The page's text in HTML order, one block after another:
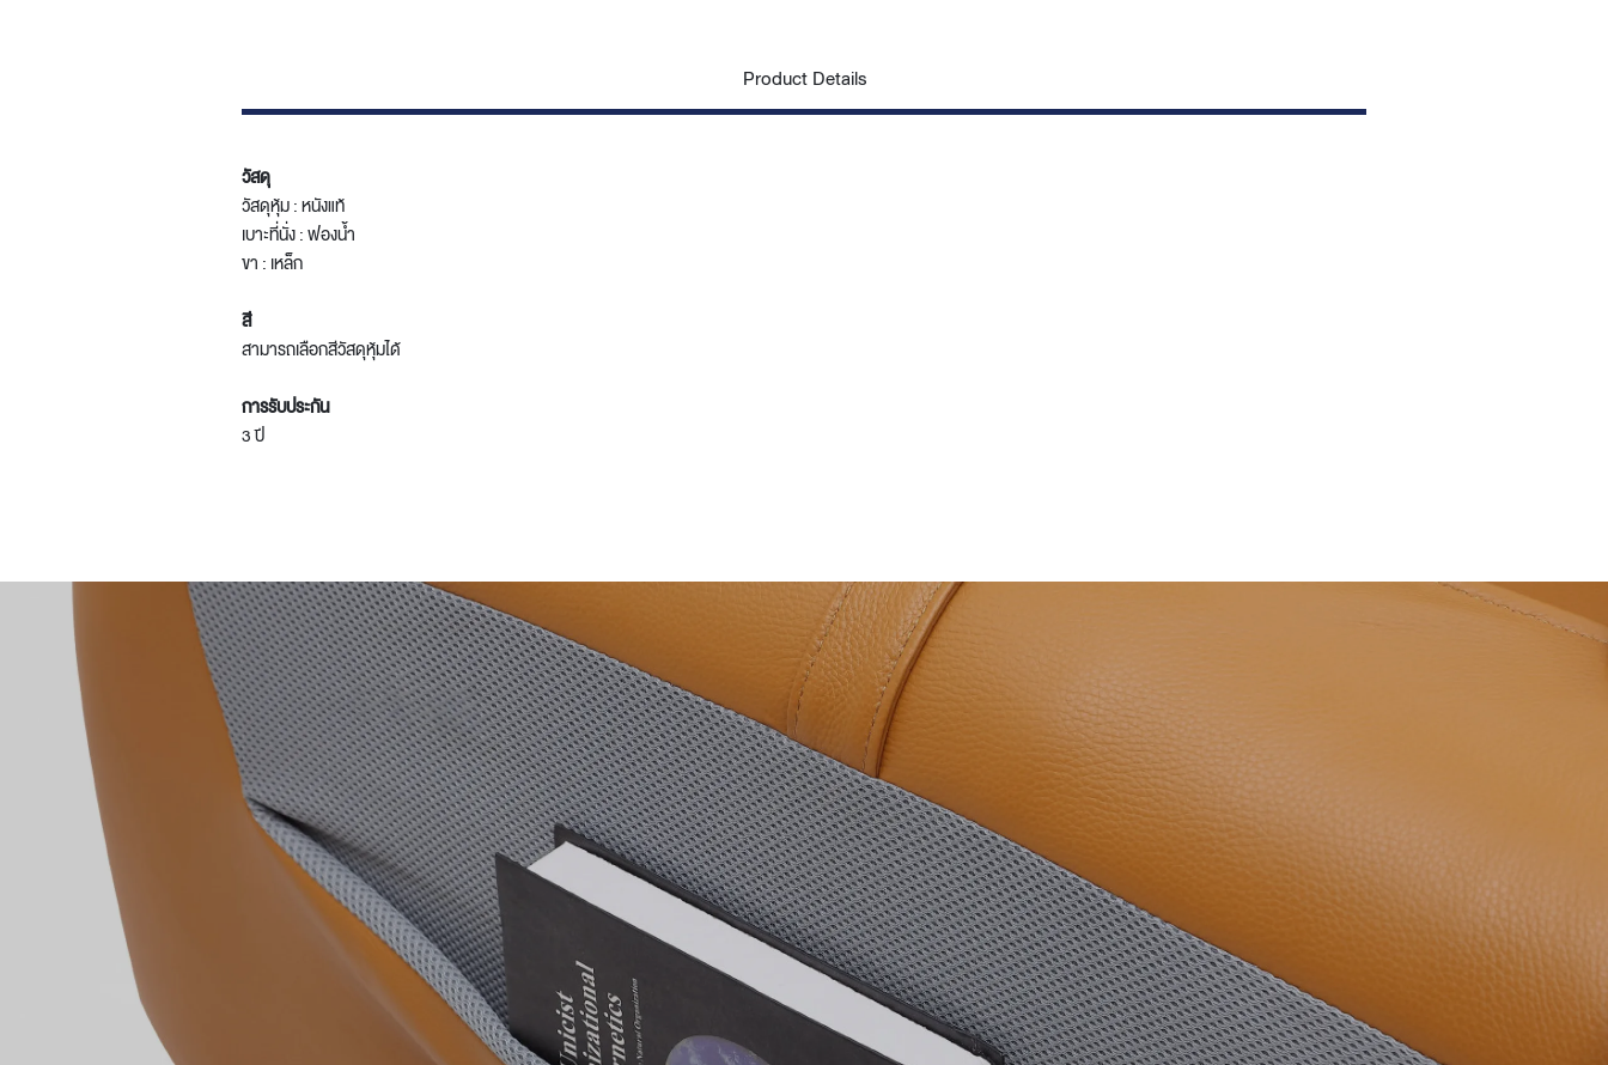
Product Details
วัสดุ
วัสดุหุ้ม : หนังแท้
เบาะที่นั่ง : ฟองน้ำ
ขา : เหล็ก
สี
สามารถเลือกสีวัสดุหุ้มได้
การรับประกัน
3 ปี